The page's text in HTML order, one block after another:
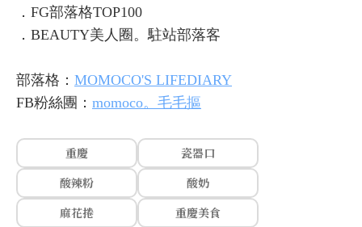
．FG部落格TOP100
．BEAUTY美人圈。駐站部落客
部落格： MOMOCO'S LIFEDIARY
FB粉絲團： momoco。毛毛摳
重慶
瓷器口
酸辣粉
酸奶
麻花捲
重慶美食